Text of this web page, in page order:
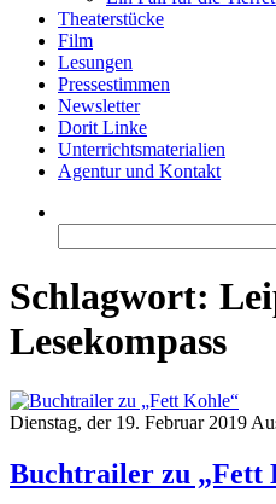
Theaterstücke
Film
Lesungen
Pressestimmen
Newsletter
Dorit Linke
Unterrichtsmaterialien
Agentur und Kontakt
nach:
Schlagwort:
Lesekompass
Dienstag, der 19. Februar 2019
Buchtrailer zu „Fett